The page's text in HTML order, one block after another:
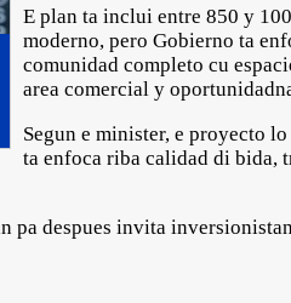
E plan ta inclui entre 850 y
moderno, pero Gobierno ta
comunidad completo cu
area comercial y
Segun e minister, e proyecto
ta enfoca riba calidad di bida,
pa despues invita